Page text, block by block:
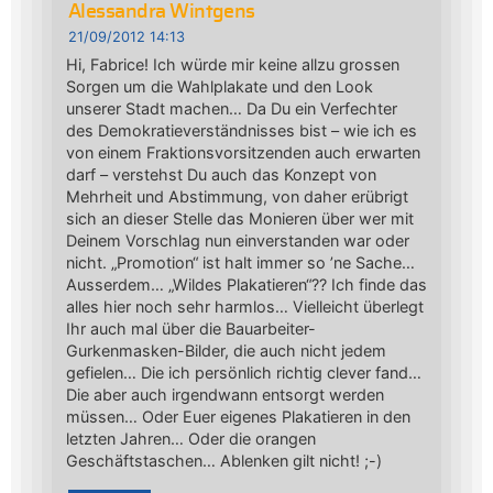
Alessandra Wintgens
21/09/2012 14:13
Hi, Fabrice! Ich würde mir keine allzu grossen
Sorgen um die Wahlplakate und den Look
unserer Stadt machen… Da Du ein Verfechter
des Demokratieverständnisses bist – wie ich es
von einem Fraktionsvorsitzenden auch erwarten
darf – verstehst Du auch das Konzept von
Mehrheit und Abstimmung, von daher erübrigt
sich an dieser Stelle das Monieren über wer mit
Deinem Vorschlag nun einverstanden war oder
nicht. „Promotion“ ist halt immer so ’ne Sache…
Ausserdem… „Wildes Plakatieren“?? Ich finde das
alles hier noch sehr harmlos… Vielleicht überlegt
Ihr auch mal über die Bauarbeiter-
Gurkenmasken-Bilder, die auch nicht jedem
gefielen… Die ich persönlich richtig clever fand…
Die aber auch irgendwann entsorgt werden
müssen… Oder Euer eigenes Plakatieren in den
letzten Jahren… Oder die orangen
Geschäftstaschen… Ablenken gilt nicht! ;-)